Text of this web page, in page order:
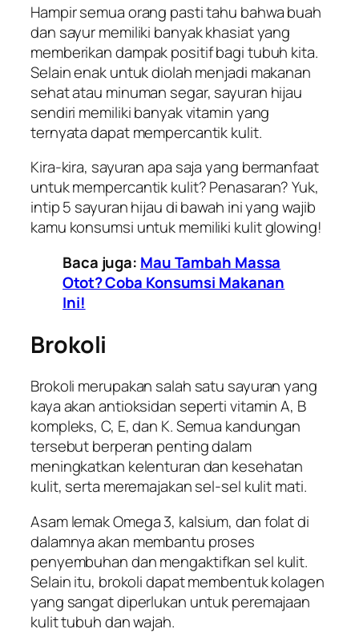
Hampir semua orang pasti tahu bahwa buah
dan sayur memiliki banyak khasiat yang
memberikan dampak positif bagi tubuh kita.
Selain enak untuk diolah menjadi makanan
sehat atau minuman segar, sayuran hijau
sendiri memiliki banyak vitamin yang
ternyata dapat mempercantik kulit.
Kira-kira, sayuran apa saja yang bermanfaat
untuk mempercantik kulit? Penasaran? Yuk,
intip 5 sayuran hijau di bawah ini yang wajib
kamu konsumsi untuk memiliki kulitglowing!
Baca juga: Mau Tambah Massa
Otot? Coba Konsumsi Makanan
Ini!
Brokoli
Brokoli merupakan salah satu sayuran yang
kaya akan antioksidan seperti vitamin A, B
kompleks, C, E, dan K. Semua kandungan
tersebut berperan penting dalam
meningkatkan kelenturan dan kesehatan
kulit, serta meremajakan sel-sel kulit mati.
Asam lemak Omega 3, kalsium, dan folat di
dalamnya akan membantu proses
penyembuhan dan mengaktifkan sel kulit.
Selain itu, brokoli dapat membentuk kolagen
yang sangat diperlukan untuk peremajaan
kulit tubuh dan wajah.